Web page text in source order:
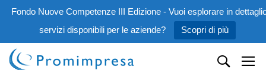
Fondo Nuove Competenze III Edizione - Vuoi esplorare in
servizi disponibili per le aziende?
Scopri di più